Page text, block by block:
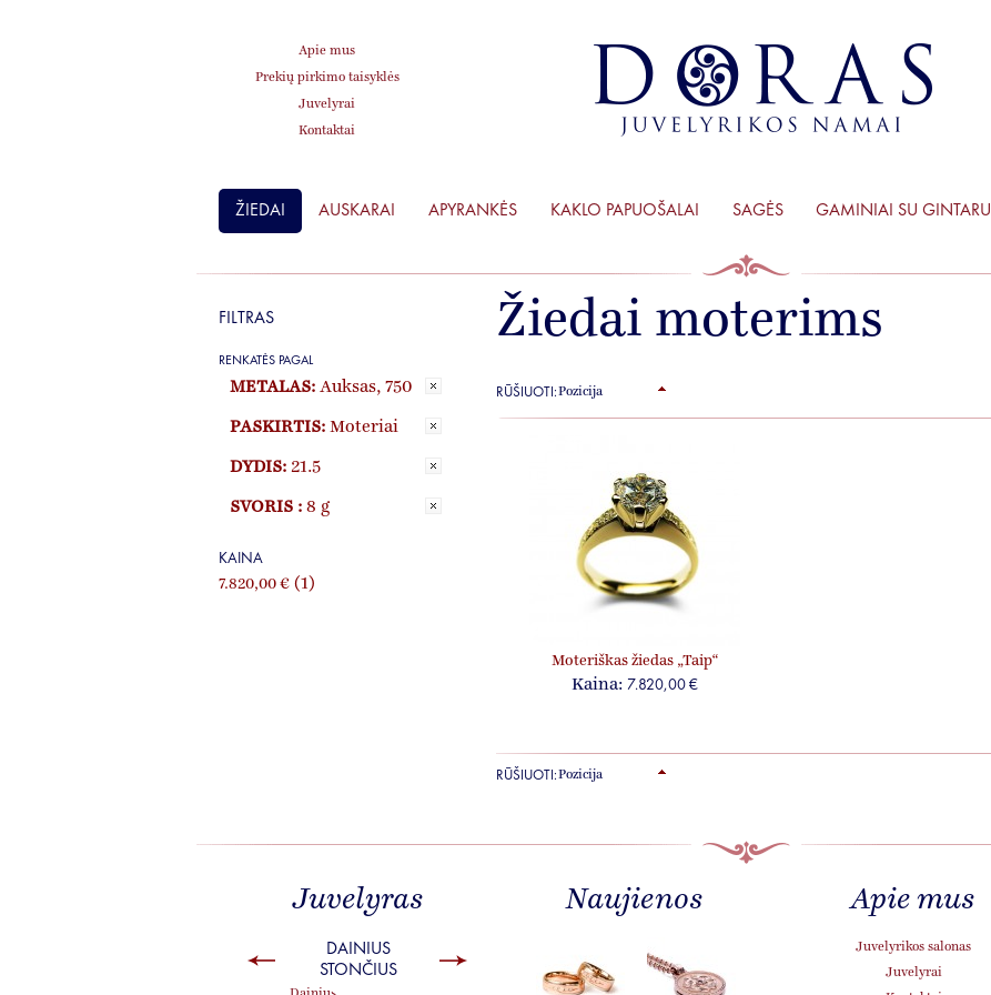
Apie mus
Prekių pirkimo taisyklės
Juvelyrai
Kontaktai
ŽIEDAI AUSKARAI APYRANKĖS KAKLO PAPUOŠALAI SAGĖS GAMINIAI SU GINTARU
Žiedai moterims
RŪŠIUOTI:
Moteriškas žiedas „Taip“
Kaina: 7.820,00 €
RŪŠIUOTI:
FILTRAS
RENKATĖS PAGAL
METALAS: Auksas, 750
PASKIRTIS: Moteriai
DYDIS: 21.5
SVORIS : 8 g
KAINA
7.820,00 € (1)
Juvelyras
DAINIUS
STONČIUS
STONČIENĖ
Naujienos Apie mus
Juvelyrikos salonas
Juvelyrai